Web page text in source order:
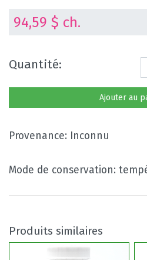
94,59 $ ch.
Quantité:
Ajouter au
Provenance: Inconnu
Mode de conservation:
Produits similaires